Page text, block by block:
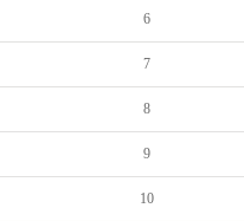
6
7
8
9
10